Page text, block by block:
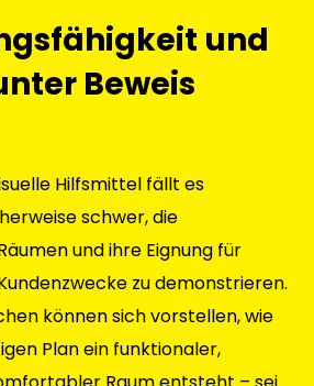
und
Beweis
Hilfsmittel fällt es
schwer, die
und ihre Eignung für
zu demonstrieren.
können sich vorstellen, wie
Plan ein funktionaler,